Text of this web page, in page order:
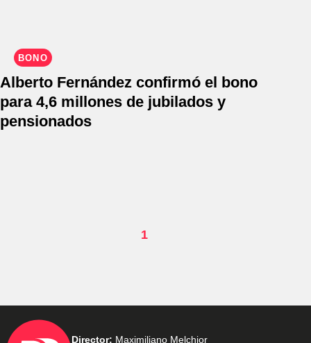
BONO
Alberto Fernández confirmó el bono
para 4,6 millones de jubilados y
pensionados
1
Director: Maximiliano Melchior